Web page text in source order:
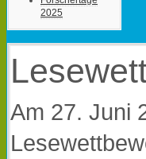
2025
Am 27. Juni